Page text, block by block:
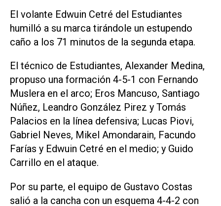
El volante Edwuin Cetré del Estudiantes
humilló a su marca tirándole un estupendo
caño a los 71 minutos de la segunda etapa.
El técnico de Estudiantes, Alexander Medina,
propuso una formación 4-5-1 con Fernando
Muslera en el arco; Eros Mancuso, Santiago
Núñez, Leandro González Pirez y Tomás
Palacios en la línea defensiva; Lucas Piovi,
Gabriel Neves, Mikel Amondarain, Facundo
Farías y Edwuin Cetré en el medio; y Guido
Carrillo en el ataque.
Por su parte, el equipo de Gustavo Costas
salió a la cancha con un esquema 4-4-2 con